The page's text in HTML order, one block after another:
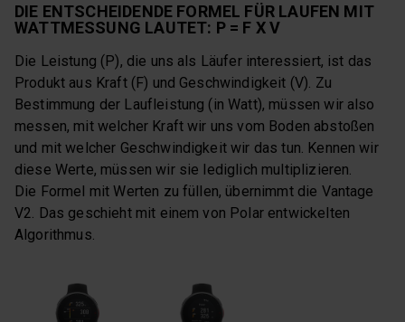
DIE ENTSCHEIDENDE FORMEL FÜR LAUFEN MIT
WATTMESSUNG LAUTET: P = F X V
Die Leistung (P), die uns als Läufer interessiert, ist das
Produkt aus Kraft (F) und Geschwindigkeit (V). Zu
Bestimmung der Laufleistung (in Watt), müssen wir also
messen, mit welcher Kraft wir uns vom Boden abstoßen
und mit welcher Geschwindigkeit wir das tun. Kennen wir
diese Werte, müssen wir sie lediglich multiplizieren.
Die Formel mit Werten zu füllen, übernimmt die Vantage
V2. Das geschieht mit einem von Polar entwickelten
Algorithmus.